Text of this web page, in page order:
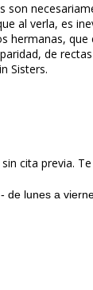
al verla, es
hermanas,
de
Sisters.
cita previa.
- de lunes a